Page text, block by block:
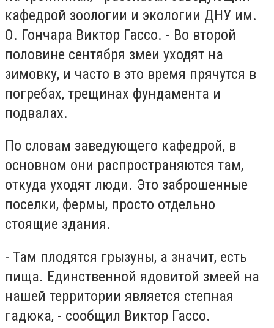
кафедрой зоологии и экологии ДНУ им.
О. Гончара Виктор Гассо. - Во второй
половине сентября змеи уходят на
зимовку, и часто в это время прячутся в
погребах, трещинах фундамента и
подвалах.
По словам заведующего кафедрой, в
основном они распространяются там,
откуда уходят люди. Это заброшенные
поселки, фермы, просто отдельно
стоящие здания.
- Там плодятся грызуны, а значит, есть
пища. Единственной ядовитой змеей на
нашей территории является степная
гадюка, - сообщил Виктор Гассо.